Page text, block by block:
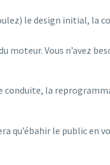
le design initial, la
Vous n’avez
conduite, la
qu’ébahir le public en